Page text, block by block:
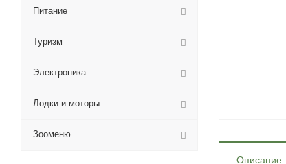
Описание
Питание
Туризм
Электроника
Лодки и моторы
Зооменю